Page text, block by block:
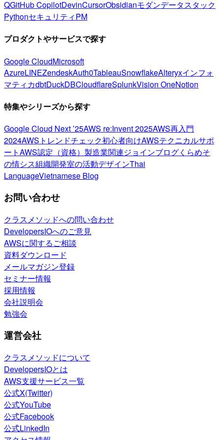
QGitHub CopilotDevinCursorObsidianモダンデータスタック
PythonセキュリティPM
プロダクトやサービスで探す
Google CloudMicrosoft
AzureLINEZendeskAuth0TableauSnowflakeAlteryxインフォ
マティカdbtDuckDBCloudflareSplunkVision OneNotion
特集やシリーズから探す
Google Cloud Next ’25AWS re:Invent 2025AWS再入門
2024AWSトレンドチェック初心者向けAWSテクニカルサポ
ートAWS認定（資格） 製造業関連ジョインブログくらめそ
の情シス組織開発室の活動デザインThai
LanguageVietnamese Blog
お問い合わせ
クラスメソッドへの問い合わせ
DevelopersIOへのご意見
AWSに関するご相談
資料ダウンロード
メールマガジン登録
セミナー情報
採用情報
会社説明会
勉強会
運営会社
クラスメソッドについて
DevelopersIOとは
AWS支援サービス一覧
公式X(Twitter)
公式YouTube
公式Facebook
公式LinkedIn